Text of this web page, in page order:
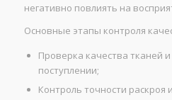
негативно повлиять на
Основные этапы контроля
Проверка качества тканей
поступлении;
Контроль точности раскроя